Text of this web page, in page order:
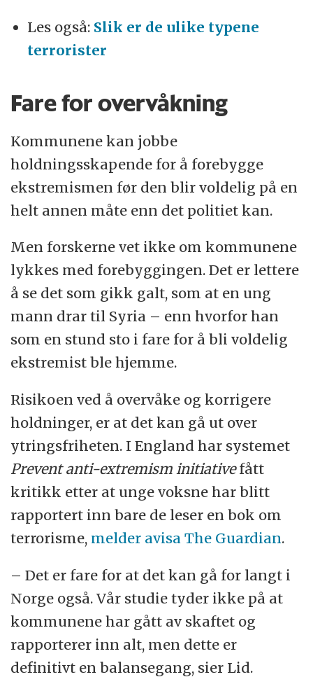
Les også: Slik er de ulike typene
terrorister
Fare for overvåkning
Kommunene kan jobbe
holdningsskapende for å forebygge
ekstremismen før den blir voldelig på en
helt annen måte enn det politiet kan.
Men forskerne vet ikke om kommunene
lykkes med forebyggingen. Det er lettere
å se det som gikk galt, som at en ung
mann drar til Syria – enn hvorfor han
som en stund sto i fare for å bli voldelig
ekstremist ble hjemme.
Risikoen ved å overvåke og korrigere
holdninger, er at det kan gå ut over
ytringsfriheten. I England har systemet
Prevent anti-extremism initiativefått
kritikk etter at unge voksne har blitt
rapportert inn bare de leser en bok om
terrorisme, melder avisa The Guardian.
– Det er fare for at det kan gå for langt i
Norge også. Vår studie tyder ikke på at
kommunene har gått av skaftet og
rapporterer inn alt, men dette er
definitivt en balansegang, sier Lid.